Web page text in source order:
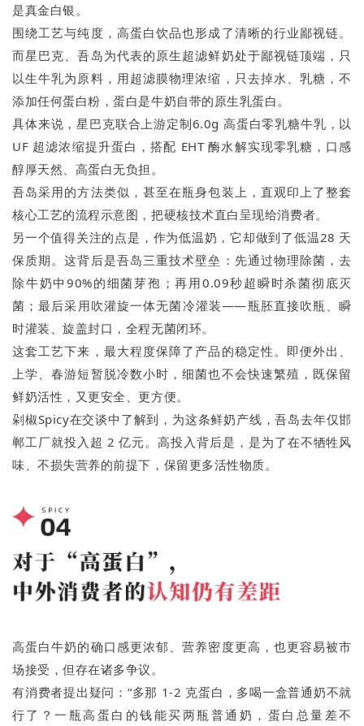
是真金白银。
围绕工艺与纯度，高蛋白饮品也形成了清晰的行业鄙视链。
而星巴克、吾岛为代表的原生超滤鲜奶处于鄙视链顶端，只
以生牛乳为原料，用超滤膜物理浓缩，只去掉水、乳糖，不
添加任何蛋白粉，蛋白是牛奶自带的原生乳蛋白。
具体来说，星巴克联合上游定制6.0g 高蛋白零乳糖牛乳，以
UF 超滤浓缩提升蛋白，搭配 EHT 酶水解实现零乳糖，口感
醇厚天然、高蛋白无负担。
吾岛采用的方法类似，甚至在瓶身包装上，直观印上了整套
核心工艺的流程示意图，把硬核技术直白呈现给消费者。
另一个值得关注的点是，作为低温奶，它却做到了低温28 天
保质期。这背后是吾岛三重技术壁垒：先通过物理除菌，去
除牛奶中90%的细菌芽孢；再用0.09秒超瞬时杀菌彻底灭
菌；最后采用吹灌旋一体无菌冷灌装——瓶胚直接吹瓶、瞬
时灌装、旋盖封口，全程无菌闭环。
这套工艺下来，最大程度保障了产品的稳定性。即便外出、
上学、春游短暂脱冷数小时，细菌也不会快速繁殖，既保留
鲜奶活性，又更安全、更方便。
剁椒Spicy在交谈中了解到，为这条鲜奶产线，吾岛去年仅邯
郸工厂就投入超 2 亿元。高投入背后是，是为了在不牺牲风
味、不损失营养的前提下，保留更多活性物质。
高蛋白牛奶的确口感更浓郁、营养密度更高，也更容易被市
场接受，但存在诸多争议。
有消费者提出疑问：“多那 1-2 克蛋白，多喝一盒普通奶不就
行了？一瓶高蛋白的钱能买两瓶普通奶，蛋白总量差不